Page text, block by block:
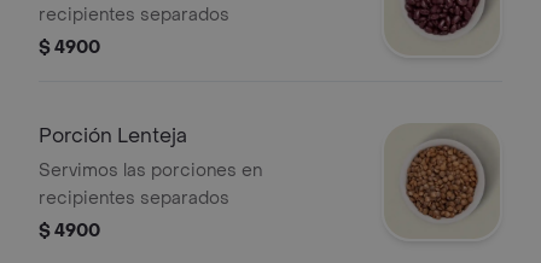
recipientes separados
$ 4900
Porción Lenteja
Servimos las porciones en
recipientes separados
$ 4900